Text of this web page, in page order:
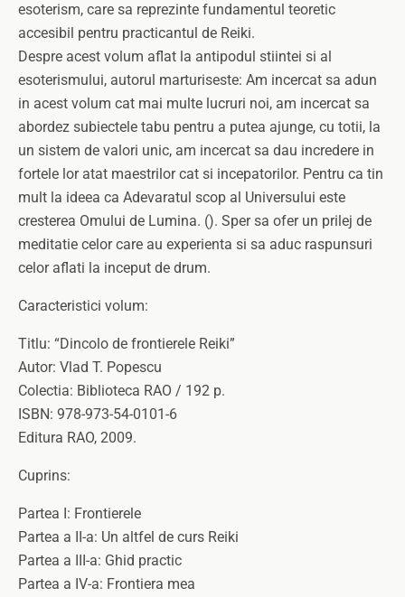
esoterism, care sa reprezinte fundamentul teoretic
accesibil pentru practicantul de Reiki.
Despre acest volum aflat la antipodul stiintei si al
esoterismului, autorul marturiseste: Am incercat sa adun
in acest volum cat mai multe lucruri noi, am incercat sa
abordez subiectele tabu pentru a putea ajunge, cu totii, la
un sistem de valori unic, am incercat sa dau incredere in
fortele lor atat maestrilor cat si incepatorilor. Pentru ca tin
mult la ideea ca Adevaratul scop al Universului este
cresterea Omului de Lumina. (). Sper sa ofer un prilej de
meditatie celor care au experienta si sa aduc raspunsuri
celor aflati la inceput de drum.
Caracteristici volum:
Titlu: “Dincolo de frontierele Reiki”
Autor: Vlad T. Popescu
Colectia: Biblioteca RAO / 192 p.
ISBN: 978-973-54-0101-6
Editura RAO, 2009.
Cuprins:
Partea I: Frontierele
Partea a II-a: Un altfel de curs Reiki
Partea a III-a: Ghid practic
Partea a IV-a: Frontiera mea